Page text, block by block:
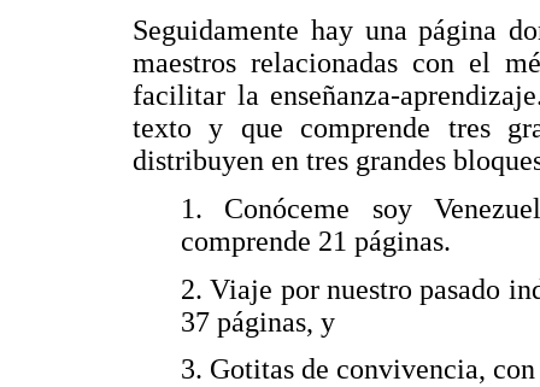
Seguidamente hay una página
maestros relacionadas con el
facilitar la enseñanza-
texto y que comprende tres
distribuyen en tres grandes
1. Conóceme soy
comprende 21 páginas.
2. Viaje por nuestro pasado
37 páginas, y
3. Gotitas de convivencia,